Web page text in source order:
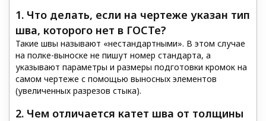
1. Что делать, если на чертеже указан тип
шва, которого нет в ГОСТе?
Такие швы называют «нестандартными». В этом случае
на полке-выноске не пишут номер стандарта, а
указывают параметры и размеры подготовки кромок на
самом чертеже с помощью выносных элементов
(увеличенных разрезов стыка).
2. Чем отличается катет шва от толщины